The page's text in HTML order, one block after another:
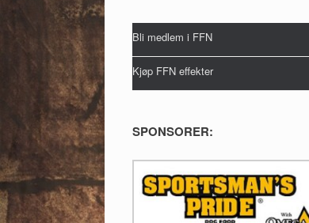
Bli medlem i FFN
Kjøp FFN effekter
SPONSORER: